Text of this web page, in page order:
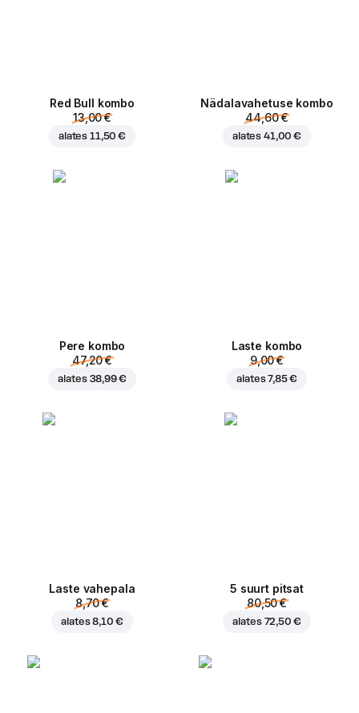
Red Bull kombo
13,00 €
alates 11,50 €
Nädalavahetuse kombo
44,60 €
alates 41,00 €
Pere kombo
47,20 €
alates 38,99 €
Laste kombo
9,00 €
alates7,85 €
Laste vahepala
8,70 €
alates8,10 €
5 suurt pitsat
80,50 €
alates 72,50 €